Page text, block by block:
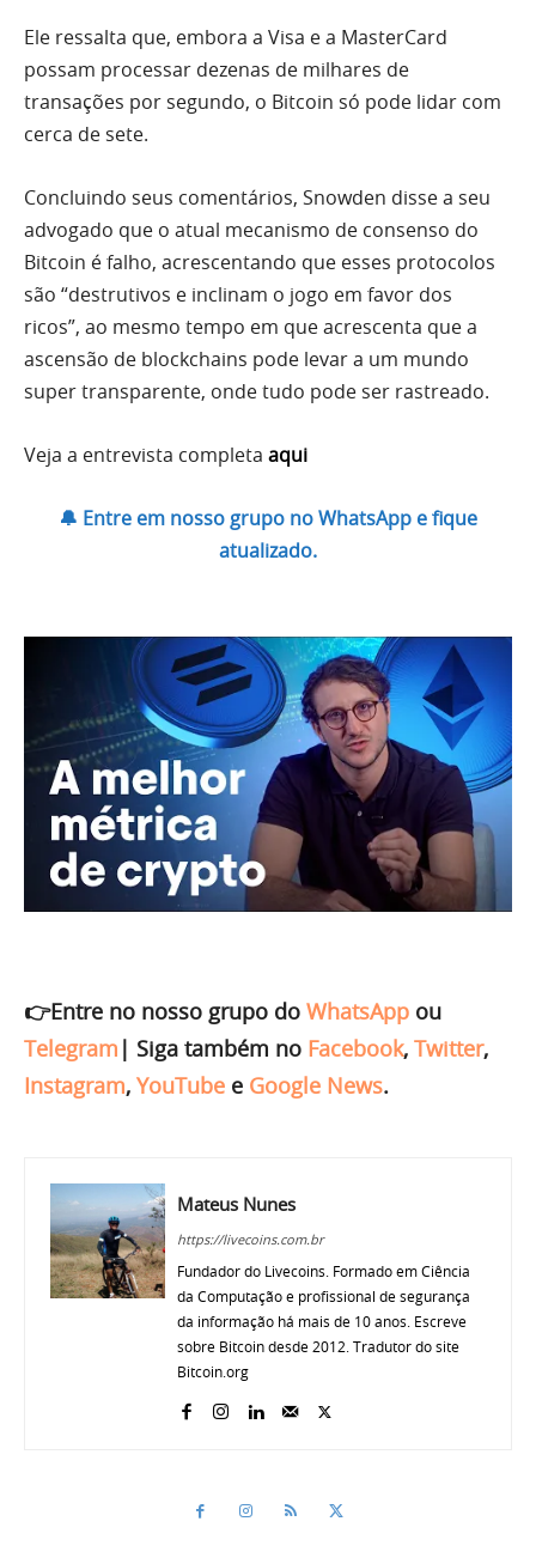
Ele ressalta que, embora a Visa e a MasterCard
possam processar dezenas de milhares de
transações por segundo, o Bitcoin só pode lidar com
cerca de sete.
Concluindo seus comentários, Snowden disse a seu
advogado que o atual mecanismo de consenso do
Bitcoin é falho, acrescentando que esses protocolos
são “destrutivos e inclinam o jogo em favor dos
ricos”, ao mesmo tempo em que acrescenta que a
ascensão de blockchains pode levar a um mundo
super transparente, onde tudo pode ser rastreado.
Veja a entrevista completa aqui
🔔 Entre em nosso grupo no WhatsApp e fique
atualizado.
👉Entre no nosso grupo do WhatsApp ou
Telegram | Siga também no Facebook, Twitter,
Instagram, YouTube e Google News.
Mateus Nunes
https://livecoins.com.br
Fundador do Livecoins. Formado em Ciência
da Computação e profissional de segurança
da informação há mais de 10 anos. Escreve
sobre Bitcoin desde 2012. Tradutor do site
Bitcoin.org